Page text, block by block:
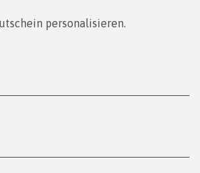
personalisieren.